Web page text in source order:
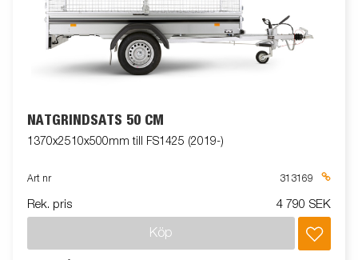
NÄTGRINDSATS 50 CM
1370x2510x500mm till FS1425 (2019-)
Art nr 313169
Rek. pris 4 790 SEK
Köp